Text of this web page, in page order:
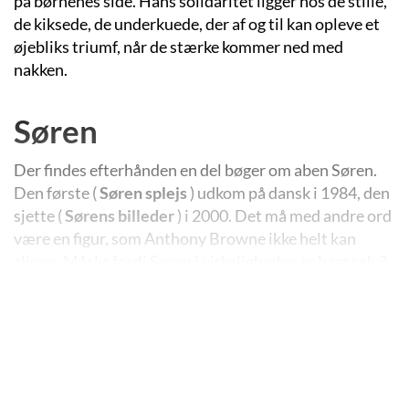
de kiksede, de underkuede, der af og til kan opleve et
øjebliks triumf, når de stærke kommer ned med
nakken.
Søren
Der findes efterhånden en del bøger om aben Søren.
Den første (Søren splejs ) udkom på dansk i 1984, den
sjette (Sørens billeder) i 2000. Det må med andre ord
være en figur, som Anthony Browne ikke helt kan